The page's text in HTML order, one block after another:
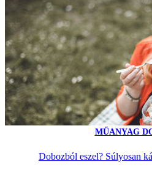
MŰANYAG
Dobozból eszel? Súlyosan